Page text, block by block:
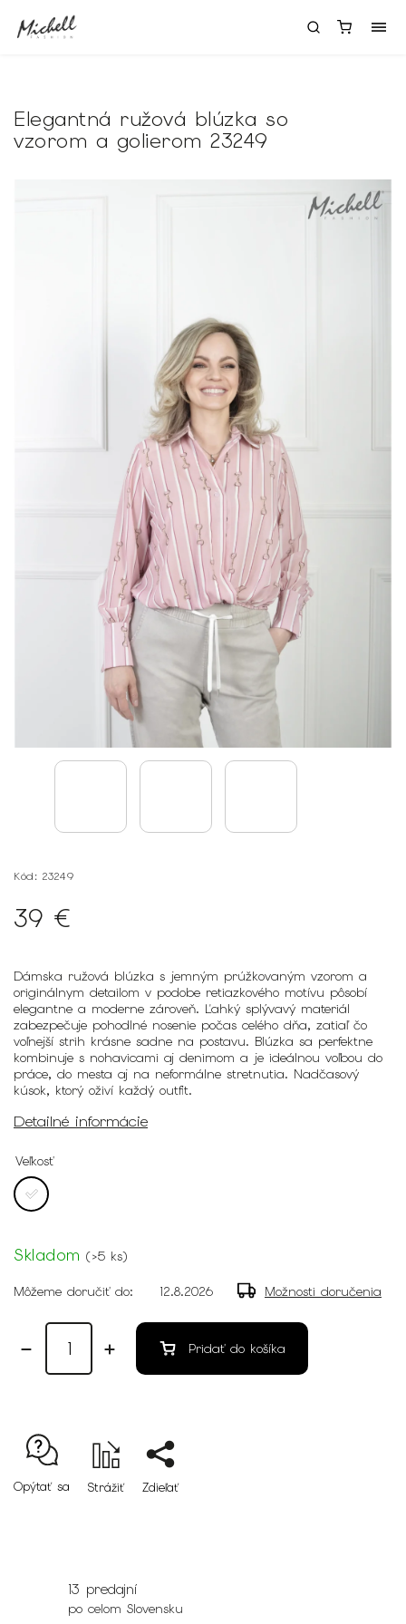
Elegantná ružová blúzka so
vzorom a golierom 23249
Kód: 23249
39 €
Dámska ružová blúzka s jemným prúžkovaným vzorom a
originálnym detailom v podobe retiazkového motívu pôsobí
elegantne a moderne zároveň. Ľahký splývavý materiál
zabezpečuje pohodlné nosenie počas celého dňa, zatiaľ čo
voľnejší strih krásne sadne na postavu. Blúzka sa perfektne
kombinuje s nohavicami aj denimom a je ideálnou voľbou do
práce, do mesta aj na neformálne stretnutia. Nadčasový
kúsok, ktorý oživí každý outfit.
Detailné informácie
Veľkosť
Skladom (>5 ks)
Môžeme doručiť do: 12.8.2026 Možnosti doručenia
Pridať do košíka
Opýtať sa Strážiť Zdieľať
13 predajní
po celom Slovensku